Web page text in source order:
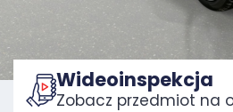
Home:
Wideoinspekcja
Zobacz przedmiot na